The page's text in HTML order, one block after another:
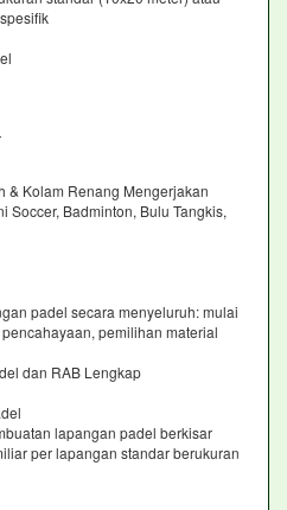
& Kolam Renang Mengerjakan
Soccer, Badminton, Bulu Tangkis,
padel secara menyeluruh: mulai
pemilihan material
dan RAB Lengkap
lapangan padel berkisar
per lapangan standar berukuran